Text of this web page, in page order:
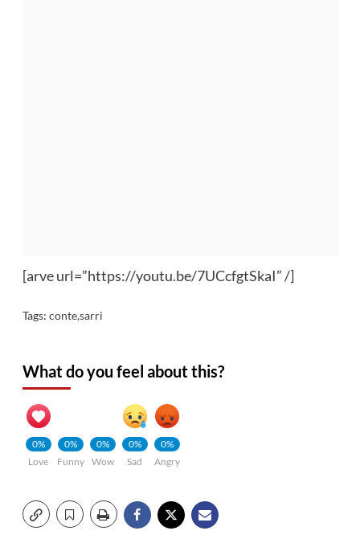
[arve url=”https://youtu.be/7UCcfgtSkaI” /]
Tags: conte,sarri
What do you feel about this?
0%
Love
0%
Funny
0%
Wow
0%
Sad
0%
Angry